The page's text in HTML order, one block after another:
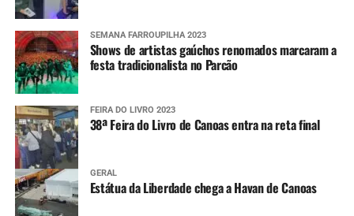
SEMANA FARROUPILHA 2023
Shows de artistas gaúchos renomados marcaram a
festa tradicionalista no Parcão
FEIRA DO LIVRO 2023
38ª Feira do Livro de Canoas entra na reta final
GERAL
Estátua da Liberdade chega a Havan de Canoas